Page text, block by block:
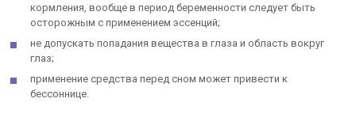
кормления, вообще в период беременности следует быть
осторожным с применением эссенций;
не допускать попадания вещества в глаза и область вокруг
глаз;
применение средства перед сном может привести к
бессоннице.